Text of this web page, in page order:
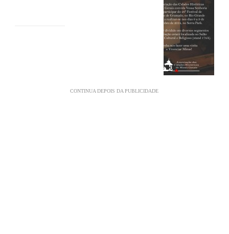
CONTINUA DEPOIS DA PUBLICIDADE